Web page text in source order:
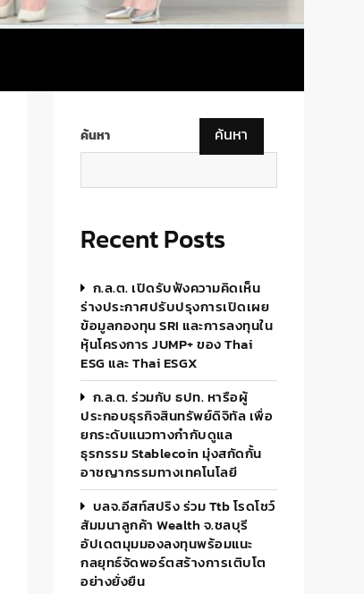
ค้นหา ค้นหา
Recent Posts
ก.ล.ต. เปิดรับฟังความคิดเห็น
ร่างประกาศปรับปรุงการเปิดเผย
ข้อมูลกองทุน SRI และการลงทุนใน
หุ้นโครงการ JUMP+ ของ Thai
ESG และ Thai ESGX
ก.ล.ต. ร่วมกับ ธปท. หารือผู้
ประกอบธุรกิจสินทรัพย์ดิจิทัล เพื่อ
ยกระดับแนวทางกำกับดูแล
ธุรกรรม Stablecoin มุ่งสกัดกั้น
อาชญากรรมทางเทคโนโลยี
บลจ.อีสท์สปริง ร่วม Ttb โรดโชว์
สัมมนาลูกค้า Wealth จ.ชลบุรี
อัปเดตมุมมองลงทุนพร้อมแนะ
กลยุทธ์จัดพอร์ตสร้างการเติบโต
อย่างยั่งยืน